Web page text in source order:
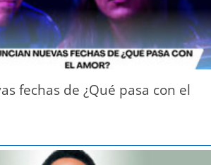
fechas de ¿Qué pasa con el